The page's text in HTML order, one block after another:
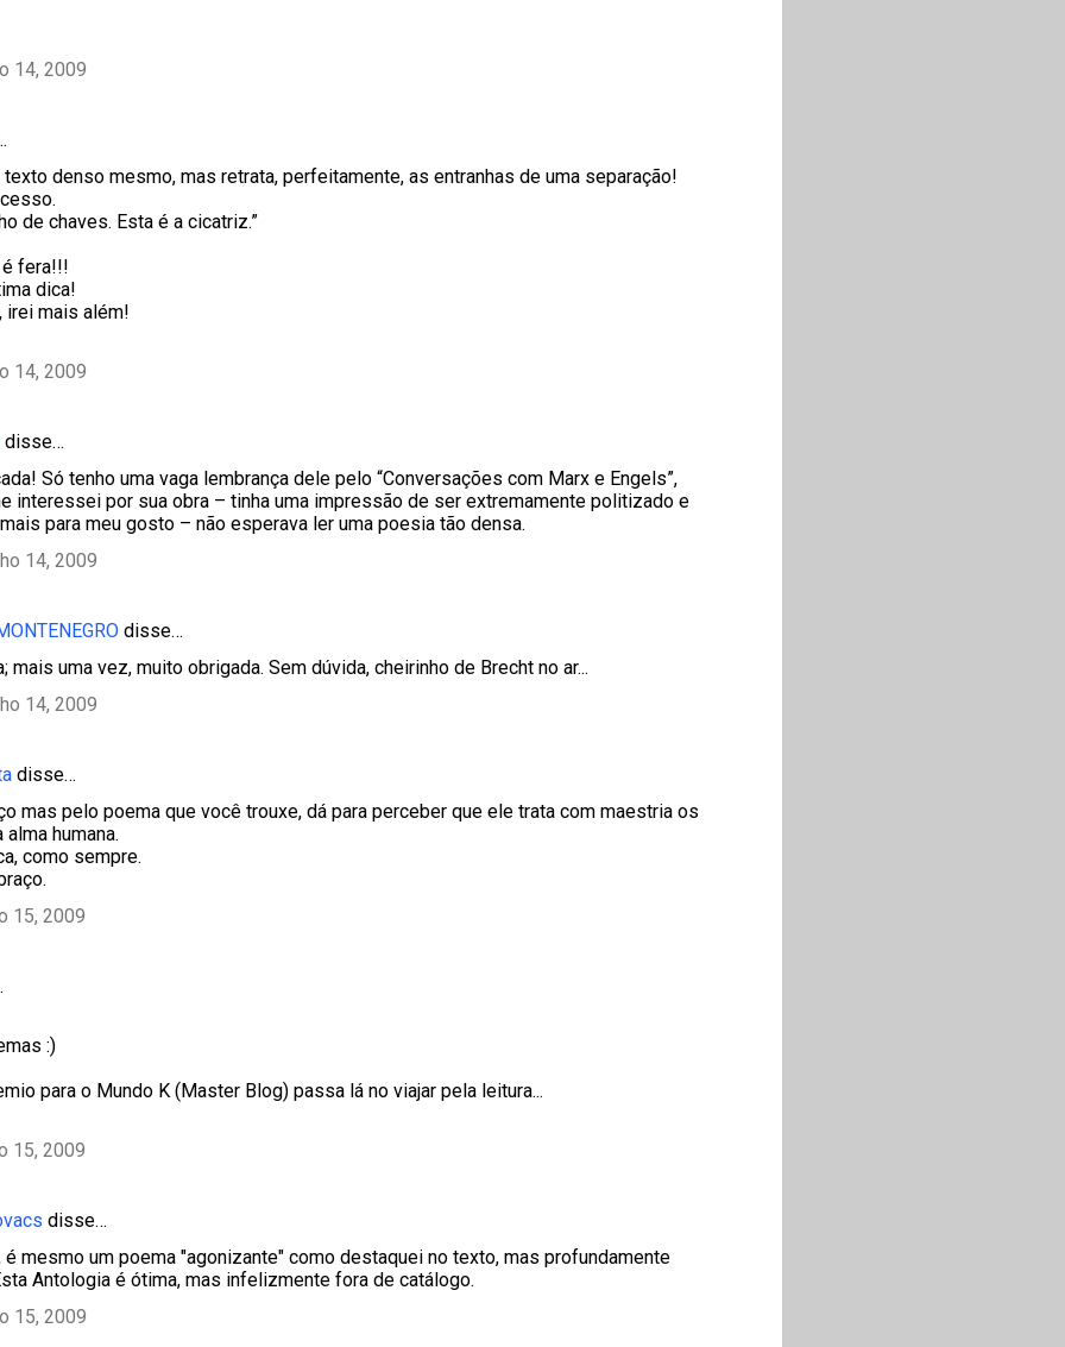
14, 2009
texto denso mesmo, mas retrata, perfeitamente, as entranhas de uma separação!
de chaves. Esta é a cicatriz.”
fera!!!
dica!
irei mais além!
14, 2009
disse…
Só tenho uma vaga lembrança dele pelo “Conversações com Marx e Engels”,
interessei por sua obra – tinha uma impressão de ser extremamente politizado e
para meu gosto – não esperava ler uma poesia tão densa.
14, 2009
disse…
mais uma vez, muito obrigada. Sem dúvida, cheirinho de Brecht no ar...
14, 2009
disse…
mas pelo poema que você trouxe, dá para perceber que ele trata com maestria os
humana.
como sempre.
15, 2009
:)
para o Mundo K (Master Blog) passa lá no viajar pela leitura...
15, 2009
disse…
é mesmo um poema "agonizante" como destaquei no texto, mas profundamente
Antologia é ótima, mas infelizmente fora de catálogo.
15, 2009